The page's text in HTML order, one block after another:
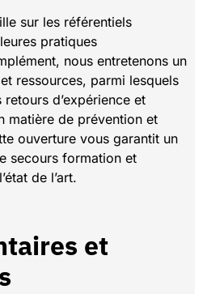
sur les référentiels
pratiques
nous entretenons un
ressources, parmi lesquels
d’expérience et
matière de prévention et
ouverture vous garantit un
secours formation et
de l’art.
et